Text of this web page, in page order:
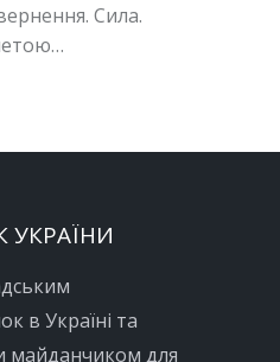
Сила.
УКРАЇНИ
в Україні та
майданчиком для